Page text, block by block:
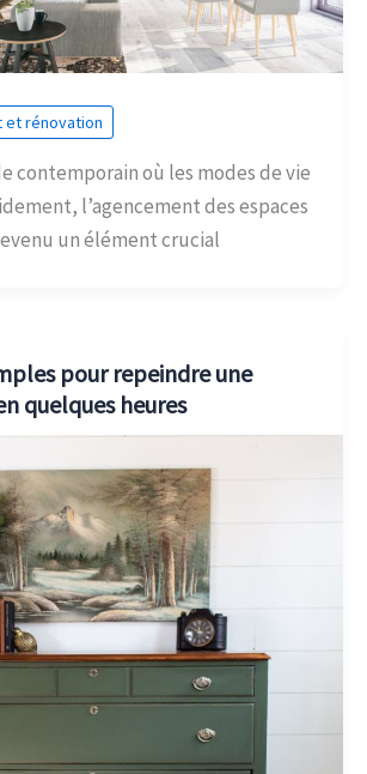
et rénovation
contemporain où les modes de vie
l’agencement des espaces
un élément crucial
pour repeindre une
quelques heures